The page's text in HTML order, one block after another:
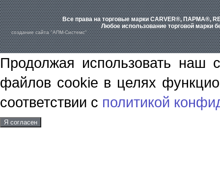
Все права на торговые марки CARVER®, ПАРМА®,
Любое использование торговой марки
создание сайта "АПМ-Системс"
Продолжая использовать наш
файлов cookie в целях
соответствии с политикой
Я согласен